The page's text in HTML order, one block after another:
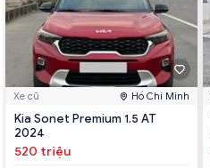
Xe cũ Hồ Chí Minh
Kia Sonet Premium 1.5 AT
2024
520 triệu